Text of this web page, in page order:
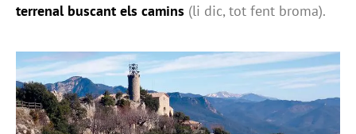
terrenal buscant els camins (li dic, tot fent broma).